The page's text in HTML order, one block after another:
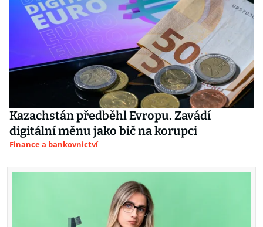
Kazachstán předběhl Evropu. Zavádí
digitální měnu jako bič na korupci
Finance a bankovnictví